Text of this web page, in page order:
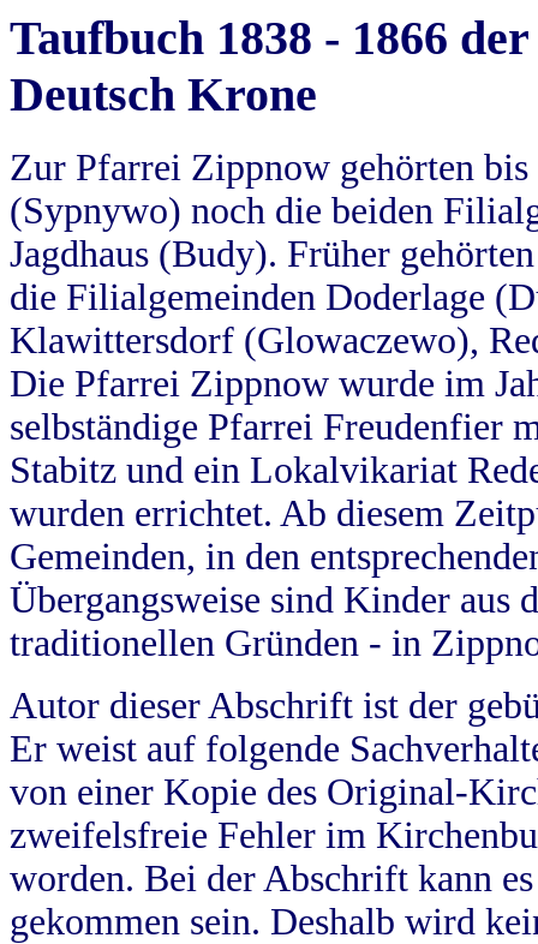
Taufbuch 1838 - 1866
Deutsch Krone
Zur Pfarrei Zippnow gehörten
(Sypnywo) noch die beiden
Jagdhaus (Budy). Früher
die Filialgemeinden Doderlage
Klawittersdorf (Glowaczewo),
Die Pfarrei Zippnow wurde im
selbständige Pfarrei Freudenfier
Stabitz und ein Lokalvikariat
wurden errichtet. Ab diesem
Gemeinden, in den
Übergangsweise sind Kinder aus
traditionellen Gründen - in
Autor dieser Abschrift ist der
Er weist auf folgende
von einer Kopie des Original-
zweifelsfreie Fehler im
worden. Bei der Abschrift kann
gekommen sein. Deshalb wird